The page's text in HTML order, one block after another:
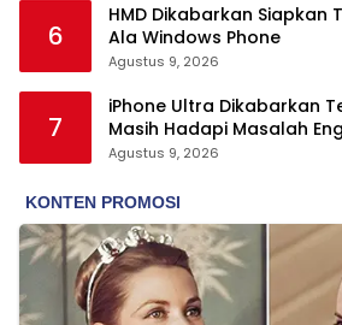
6
HMD Dikabarkan Siapkan
Ala Windows Phone
Agustus 9, 2026
7
iPhone Ultra Dikabarkan
Masih Hadapi Masalah
Agustus 9, 2026